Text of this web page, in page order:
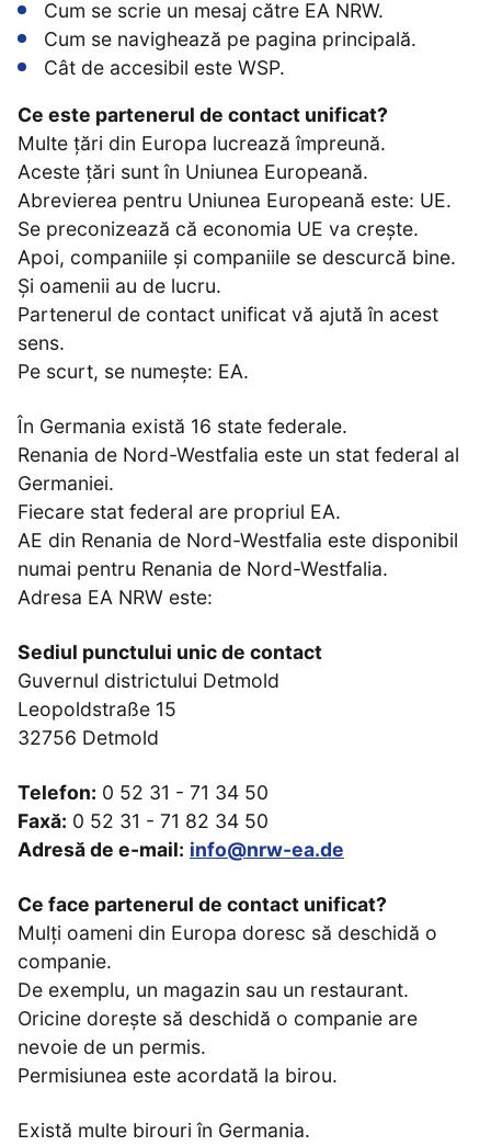
Cum se scrie un mesaj către EA NRW.
Cum se navighează pe pagina principală.
Cât de accesibil este WSP.
Ce este partenerul de contact unificat?
Multe țări din Europa lucrează împreună.
Aceste țări sunt în Uniunea Europeană.
Abrevierea pentru Uniunea Europeană este: UE.
Se preconizează că economia UE va crește.
Apoi, companiile și companiile se descurcă bine.
Și oamenii au de lucru.
Partenerul de contact unificat vă ajută în acest
sens.
Pe scurt, se numește: EA.
În Germania există 16 state federale.
Renania de Nord-Westfalia este un stat federal al
Germaniei.
Fiecare stat federal are propriul EA.
AE din Renania de Nord-Westfalia este disponibil
numai pentru Renania de Nord-Westfalia.
Adresa EA NRW este:
Sediul punctului unic de contact
Guvernul districtului Detmold
Leopoldstraße 15
32756 Detmold
Telefon: 0 52 31 - 71 34 50
Faxă: 0 52 31 - 71 82 34 50
Adresă de e-mail: info@nrw-ea.de
Ce face partenerul de contact unificat?
Mulți oameni din Europa doresc să deschidă o
companie.
De exemplu, un magazin sau un restaurant.
Oricine dorește să deschidă o companie are
nevoie de un permis.
Permisiunea este acordată la birou.
Există multe birouri în Germania.